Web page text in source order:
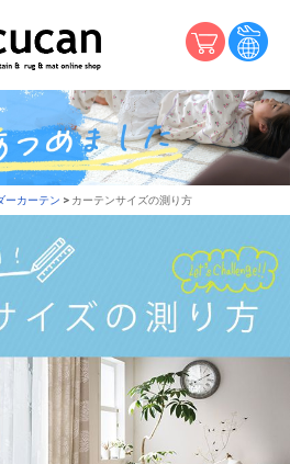
ーカーテン カーテンサイズの測り方